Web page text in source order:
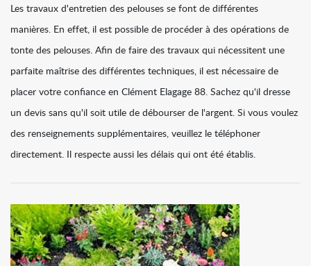
Les travaux d'entretien des pelouses se font de différentes
manières. En effet, il est possible de procéder à des opérations de
tonte des pelouses. Afin de faire des travaux qui nécessitent une
parfaite maîtrise des différentes techniques, il est nécessaire de
placer votre confiance en Clément Elagage 88. Sachez qu'il dresse
un devis sans qu'il soit utile de débourser de l'argent. Si vous voulez
des renseignements supplémentaires, veuillez le téléphoner
directement. Il respecte aussi les délais qui ont été établis.